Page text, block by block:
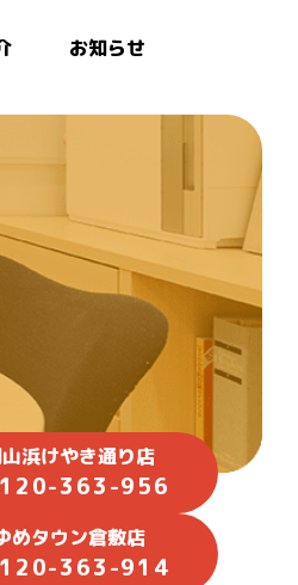
お知らせ
浜けやき通り店
363-956
めタウン倉敷店
363-914